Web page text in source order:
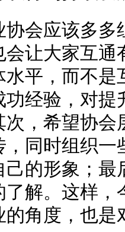
会应该多
让大家互
水平，而不
经验，对
，希望协
，同时组织
的形象；
解。这样
的角度，也